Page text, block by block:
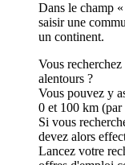
Dans le champ
saisir une
un continent.
Vous
alentours ?
Vous pouvez y
0 et 100 km (par
Si vous
devez alors
Lancez votre